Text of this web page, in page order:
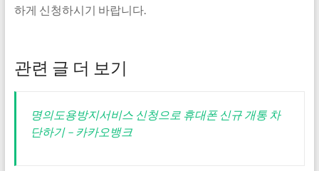
하게 신청하시기 바랍니다.
관련 글 더 보기
명의도용방지서비스 신청으로 휴대폰 신규 개통 차
단하기 – 카카오뱅크